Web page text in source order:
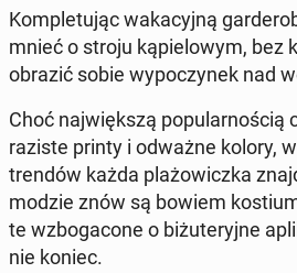
Kom­ple­tu­jąc wa­ka­cyj­ną
mnieć o stroju ką­pie­lo­wym, bez
obra­zić sobie wy­po­czy­nek nad
Choć naj­więk­szą po­pu­lar­no­ścią
ra­zi­ste printy i odważne kolory,
trendów każda pla­żo­wicz­ka
modzie znów są bowiem
te wzbo­ga­co­ne o bi­żu­te­ryj­ne
nie koniec.